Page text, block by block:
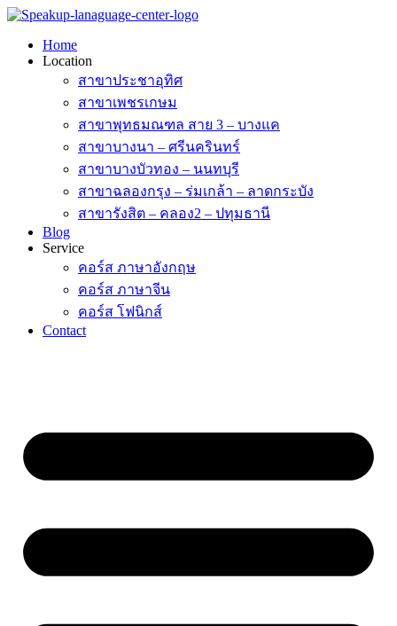
Skip
contentHome
Location
สาขาประชาอุทิศ
สาขาเพชรเกษม
สาขาพุทธมณฑล สาย 3 – บางแค
สาขาบางนา – ศรีนครินทร์
สาขาบางบัวทอง – นนทบุรี
สาขาฉลองกรุง – ร่มเกล้า – ลาดกระบัง
สาขารังสิต – คลอง2 – ปทุมธานี
Blog
Service
คอร์ส ภาษาอังกฤษ
คอร์ส ภาษาจีน
คอร์ส โฟนิกส์
Contact